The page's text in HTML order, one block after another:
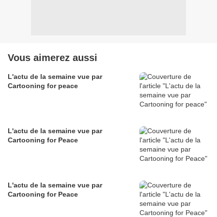
Vous aimerez aussi
L'actu de la semaine vue par
Cartooning for peace
L'actu de la semaine vue par
Cartooning for Peace
L'actu de la semaine vue par
Cartooning for Peace